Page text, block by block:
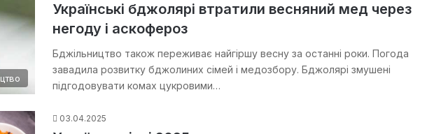
Українські бджолярі втратили весняний мед через
негоду і аскофероз
Бджільництво також переживає найгіршу весну за останні роки. Погода
завадила розвитку бджолиних сімей і медозбору. Бджолярі змушені
підгодовувати комах цукровими…
03.04.2025